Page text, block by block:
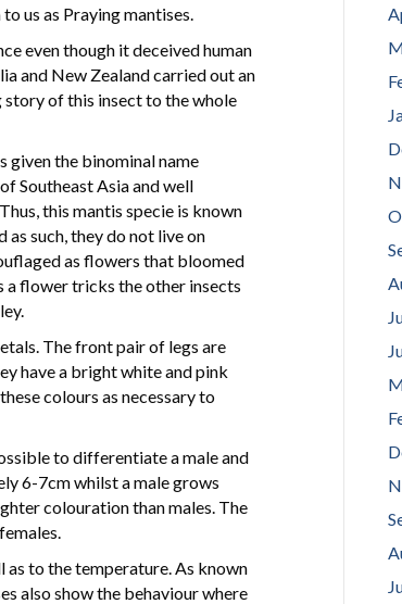
us as Praying mantises.
even though it deceived human
and New Zealand carried out an
story of this insect to the whole
given the binominal name
Southeast Asia and well
this mantis specie is known
as such, they do not live on
as flowers that bloomed
a flower tricks the other insects
The front pair of legs are
have a bright white and pink
colours as necessary to
to differentiate a male and
6-7cm whilst a male grows
colouration than males. The
as to the temperature. As known
also show the behaviour where